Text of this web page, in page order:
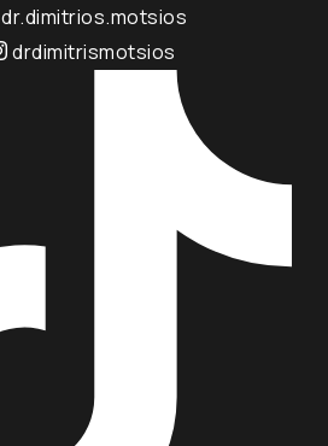
dr.dimitrios.motsios
drdimitrismotsios